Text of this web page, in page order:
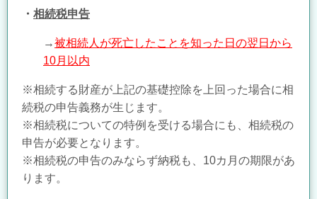
・ 相続税申告
→被相続人が死亡したことを知った日の翌日から
10月以内
※相続する財産が上記の基礎控除を上回った場合に相
続税の申告義務が生じます。
※相続税についての特例を受ける場合にも、相続税の
申告が必要となります。
※相続税の申告のみならず納税も、10カ月の期限があ
ります。